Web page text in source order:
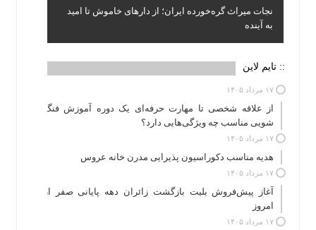
نجات میراث گره‌خورده ایران؛ از دارهای خاموش تا امید
به آینده
بررسی ضوابط افزایش اعتبار کالابرگ در نشست وزرای
اقتصاد و کار
:: تایم لاین
۱۷ مرداد ۱۴۰۵
از علاقه شخصی تا مهارت حرفه‌ای یک دوره آموزش فنگ
شویی مناسب چه ویژگی‌هایی دارد؟
۱۷ مرداد ۱۴۰۵
هدیه مناسب دکوراسیون پذیرایی مدرن خانه عروس
۱۷ مرداد ۱۴۰۵
آغاز پیش‌فروش بلیت بازگشت زائران دهه پایانی صفر از
امروز
۱۷ مرداد ۱۴۰۵